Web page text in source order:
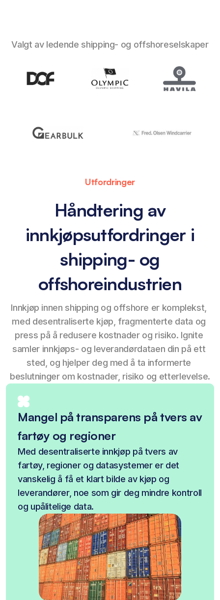
Valgt av ledende shipping- og offshoreselskaper
Utfordringer
Håndtering av
innkjøpsutfordringer i
shipping- og
offshoreindustrien
Innkjøp innen shipping og offshore er komplekst,
med desentraliserte kjøp, fragmenterte data og
press på å redusere kostnader og risiko. Ignite
samler innkjøps- og leverandørdataen din på ett
sted, og hjelper deg med å ta informerte
beslutninger om kostnader, risiko og etterlevelse.
Mangel på transparens på tvers av
fartøy og regioner
Med desentraliserte innkjøp på tvers av
fartøy, regioner og datasystemer er det
vanskelig å få et klart bilde av kjøp og
leverandører, noe som gir deg mindre kontroll
og upålitelige data.